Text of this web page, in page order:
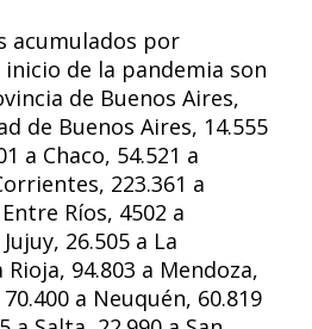
acumulados por
de la pandemia son
de Buenos Aires,
de Buenos Aires, 14.555
a Chaco, 54.521 a
223.361 a
Ríos, 4502 a
26.505 a La
Rioja, 94.803 a Mendoza,
a Neuquén, 60.819